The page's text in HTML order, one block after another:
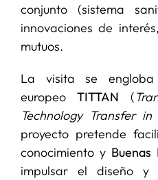
conjunto (sistema
innovaciones de
mutuos.
La visita se
europeoTITTAN (
Technology Transfer
proyecto pretende
conocimiento y Buenas
impulsar el diseño y